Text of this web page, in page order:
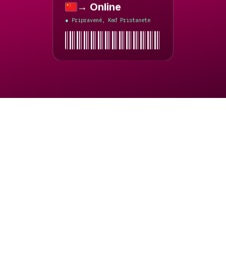
Čína
→ Online
● Pripravené, Keď Pristanete